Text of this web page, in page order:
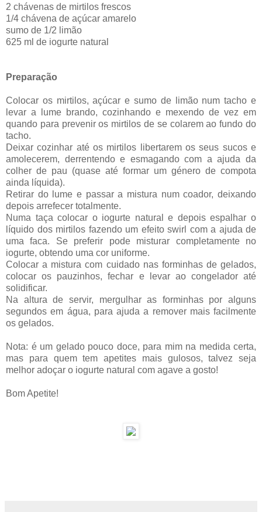
2 chávenas de mirtilos frescos
1/4 chávena de açúcar amarelo
sumo de 1/2 limão
625 ml de iogurte natural
Preparação
Colocar os mirtilos, açúcar e sumo de limão num tacho e
levar a lume brando, cozinhando e mexendo de vez em
quando para prevenir os mirtilos de se colarem ao fundo do
tacho.
Deixar cozinhar até os mirtilos libertarem os seus sucos e
amolecerem, derrentendo e esmagando com a ajuda da
colher de pau (quase até formar um género de compota
ainda líquida).
Retirar do lume e passar a mistura num coador, deixando
depois arrefecer totalmente.
Numa taça colocar o iogurte natural e depois espalhar o
líquido dos mirtilos fazendo um efeito swirl com a ajuda de
uma faca. Se preferir pode misturar completamente no
iogurte, obtendo uma cor uniforme.
Colocar a mistura com cuidado nas forminhas de gelados,
colocar os pauzinhos, fechar e levar ao congelador até
solidificar.
Na altura de servir, mergulhar as forminhas por alguns
segundos em água, para ajuda a remover mais facilmente
os gelados.
Nota: é um gelado pouco doce, para mim na medida certa,
mas para quem tem apetites mais gulosos, talvez seja
melhor adoçar o iogurte natural com agave a gosto!
Bom Apetite!